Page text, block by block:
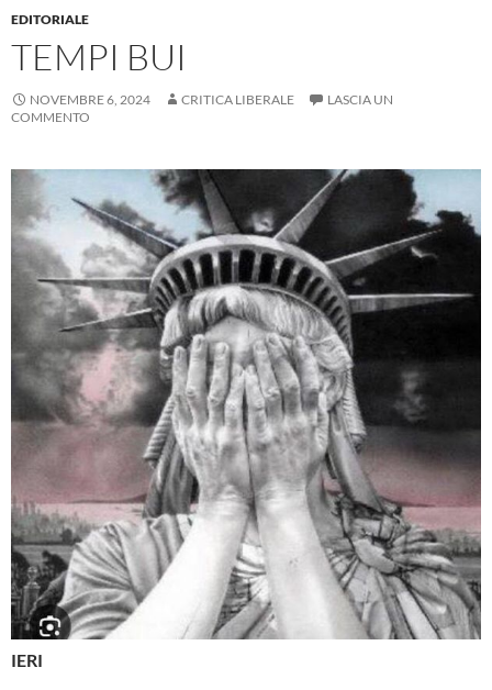
EDITORIALE
TEMPI BUI
NOVEMBRE 6, 2024 CRITICA LIBERALE
LASCIA UN
COMMENTO
IERI